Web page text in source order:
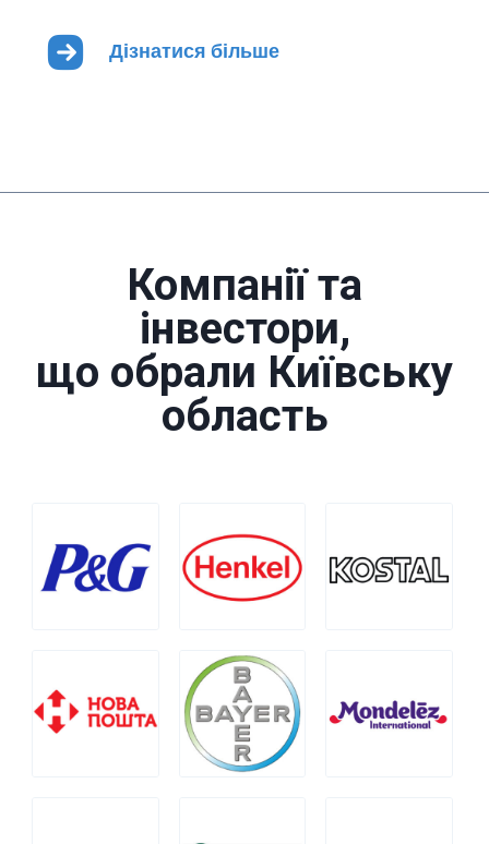
Дізнатися більше
Компанії та
інвестори,
що обрали Київську
область